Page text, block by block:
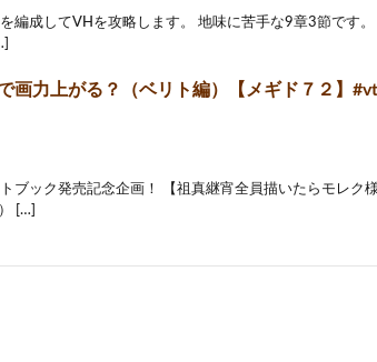
編成してVHを攻略します。 地味に苦手な9章3節です。
画力上がる？（ベリト編）【メギド７２】
ブック発売記念企画！ 【祖真継宵全員描いたらモレク
[…]